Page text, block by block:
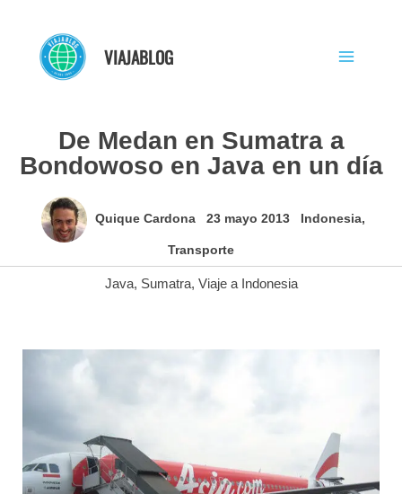
contenido
VIAJABLOG
De Medan en Sumatra a
Bondowoso en Java en un día
Quique Cardona 23 mayo 2013 Indonesia,
Transporte
Java, Sumatra, Viaje a Indonesia